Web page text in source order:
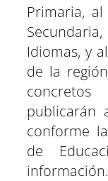
Primaria,
Idiomas, y
de la
publicarán
conforme
de
información.